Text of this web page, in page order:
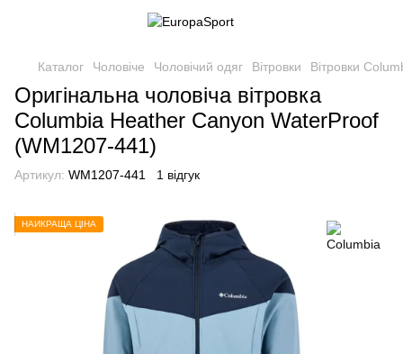
Каталог Чоловіче Чоловічий одяг Вітровки Вітровки
Оригінальна чоловіча вітровка
Columbia Heather Canyon WaterProof
(WM1207-441)
Артикул: WM1207-441 1 відгук
НАЙКРАЩА ЦІНА